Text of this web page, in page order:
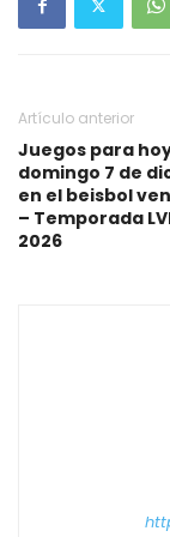
Artículo anterior
Juegos para
domingo 7 de
en el beisbol
– Temporada
2026